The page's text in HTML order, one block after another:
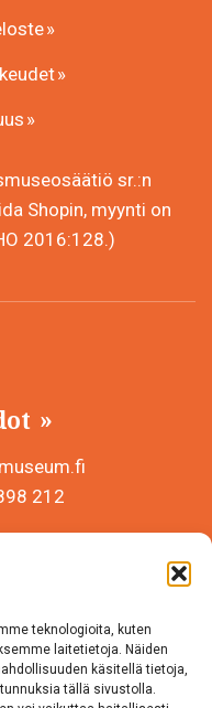
teknologioita, kuten
laitetietoja. Näiden
käsitellä tietoja,
tällä sivustolla.
sr.:n
Shopin, myynti on
2016:128.)
212
2